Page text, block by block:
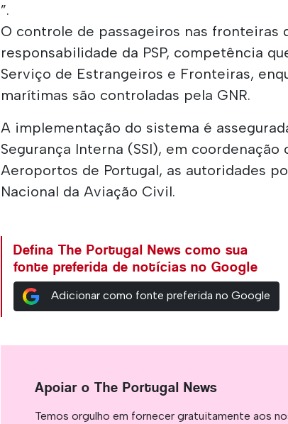
”.
O controle de passageiros nas fronteiras
responsabilidade da PSP, competência
Serviço de Estrangeiros e Fronteiras,
marítimas são controladas pela GNR.
A implementação do sistema é
Segurança Interna (SSI), em coordenação
Aeroportos de Portugal, as autoridades
Nacional da Aviação Civil.
Defina The Portugal News como sua
fonte preferida de notícias no Google
Adicionar como fonte preferida no Google
Apoiar o The Portugal News
Temos orgulho em fornecer gratuitamente aos